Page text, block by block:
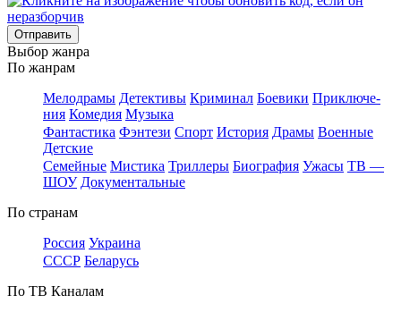
Отправить
Вы­бор жан­ра
По жан­рам
Ме­ло­дра­мы Де­тек­ти­вы Кри­ми­нал Бое­ви­ки При­клю­че­
ния Ко­ме­дия Му­зы­ка
Фан­та­сти­ка Фэн­те­зи Спорт Ис­то­рия Дра­мы Во­ен­ные
Дет­ские
Се­мей­ные Мис­ти­ка Трил­ле­ры Био­гра­фия Ужа­сы ТВ —
ШОУ До­ку­мен­таль­ные
По стра­нам
Рос­сия Ук­раи­на
СССР Бе­ла­русь
По ТВ Ка­на­лам